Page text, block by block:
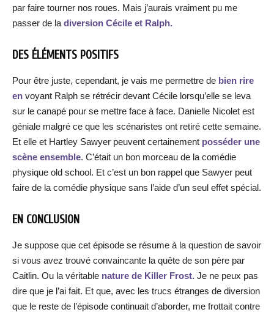
par faire tourner nos roues. Mais j’aurais vraiment pu me
passer de la diversion Cécile et Ralph.
DES ÉLÉMENTS POSITIFS
Pour être juste, cependant, je vais me permettre de bien rire
en voyant Ralph se rétrécir devant Cécile lorsqu’elle se leva
sur le canapé pour se mettre face à face. Danielle Nicolet est
géniale malgré ce que les scénaristes ont retiré cette semaine.
Et elle et Hartley Sawyer peuvent certainement posséder une
scène ensemble. C’était un bon morceau de la comédie
physique old school. Et c’est un bon rappel que Sawyer peut
faire de la comédie physique sans l’aide d’un seul effet spécial.
EN CONCLUSION
Je suppose que cet épisode se résume à la question de savoir
si vous avez trouvé convaincante la quête de son père par
Caitlin. Ou la véritable nature de Killer Frost. Je ne peux pas
dire que je l’ai fait. Et que, avec les trucs étranges de diversion
que le reste de l’épisode continuait d’aborder, me frottait contre